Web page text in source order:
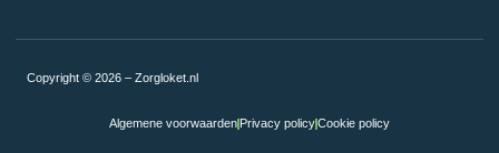
Copyright © 2026 – Zorgloket.nl
Algemene voorwaarden Privacy policyCookie policy